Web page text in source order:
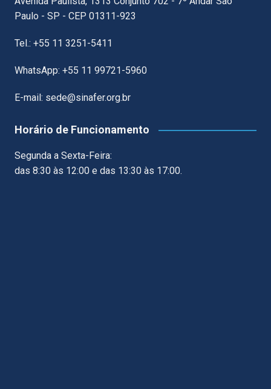
Paulo - SP - CEP 01311-923
Tel.: +55 11 3251-5411
WhatsApp: +55 11 99721-5960
E-mail: sede@sinafer.org.br
Horário de Funcionamento
Segunda a Sexta-Feira:
das 8:30 às 12:00 e das 13:30 às 17:00.